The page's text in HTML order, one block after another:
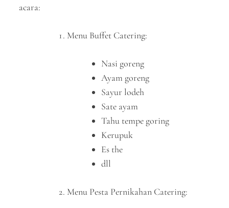
acara:
Menu Buffet Catering:
Nasi goreng
Ayam goreng
Sayur lodeh
Sate ayam
Tahu tempe goring
Kerupuk
Es the
dll
Menu Pesta Pernikahan Catering: